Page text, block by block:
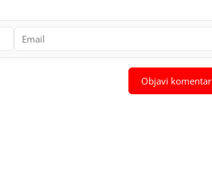
Objavi komentar